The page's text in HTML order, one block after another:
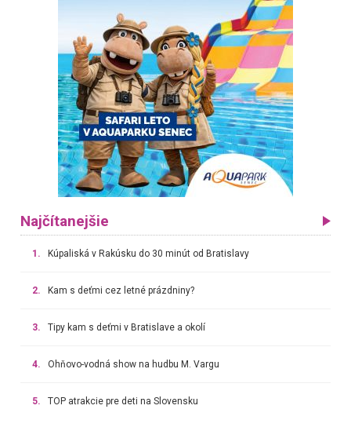
Najčítanejšie
1. Kúpaliská v Rakúsku do 30 minút od Bratislavy
2. Kam s deťmi cez letné prázdniny?
3. Tipy kam s deťmi v Bratislave a okolí
4. Ohňovo-vodná show na hudbu M. Vargu
5. TOP atrakcie pre deti na Slovensku